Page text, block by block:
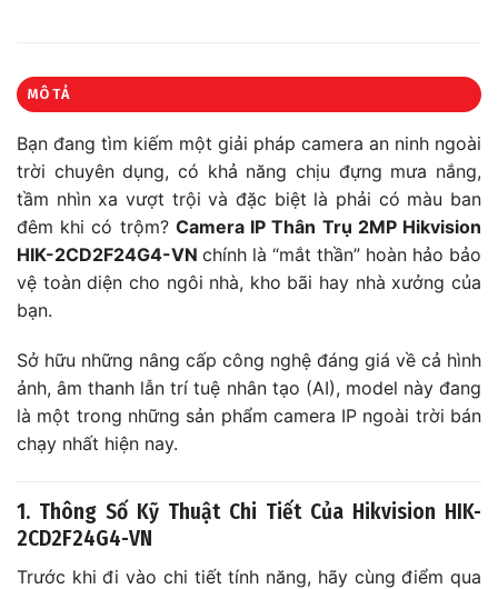
MÔ TẢ
Bạn đang tìm kiếm một giải pháp camera an ninh ngoài
trời chuyên dụng, có khả năng chịu đựng mưa nắng,
tầm nhìn xa vượt trội và đặc biệt là phải có màu ban
đêm khi có trộm? Camera IP Thân Trụ 2MP Hikvision
HIK-2CD2F24G4-VN chính là “mắt thần” hoàn hảo bảo
vệ toàn diện cho ngôi nhà, kho bãi hay nhà xưởng của
bạn.
Sở hữu những nâng cấp công nghệ đáng giá về cả hình
ảnh, âm thanh lẫn trí tuệ nhân tạo (AI), model này đang
là một trong những sản phẩm camera IP ngoài trời bán
chạy nhất hiện nay.
1. Thông Số Kỹ Thuật Chi Tiết Của Hikvision HIK-
2CD2F24G4-VN
Trước khi đi vào chi tiết tính năng, hãy cùng điểm qua